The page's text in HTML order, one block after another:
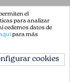
el
para analizar
cedemos datos de
para más
cookies